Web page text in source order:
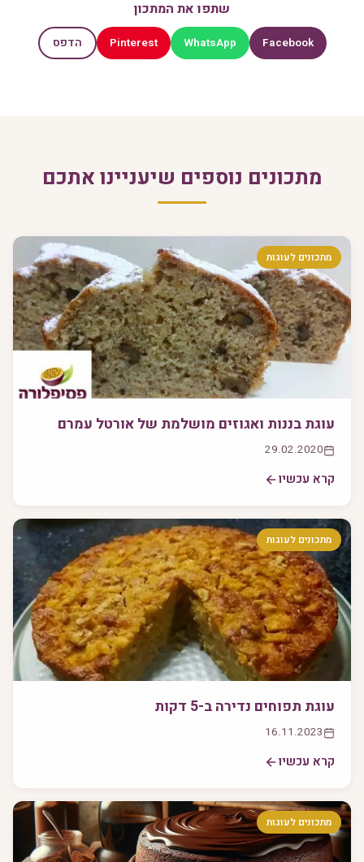
שתפו את המתכון
Facebook
WhatsApp
Pinterest הדפס
מתכונים נוספים שיעניינו אתכם
מתכונים לעוגות
עוגת בננות ואגוזים מושלמת של אורטל עמרם
29.02.2020
קרא עכשיו
מתכונים לעוגות
עוגת תפוחים נדירה ב-5 דקות
16.11.2023
קרא עכשיו
מתכונים לעוגות